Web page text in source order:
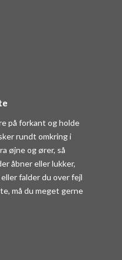
på forkant og holde
rundt omkring i
øjne og ører, så
åbner eller lukker,
falder du over fejl
må du meget gerne